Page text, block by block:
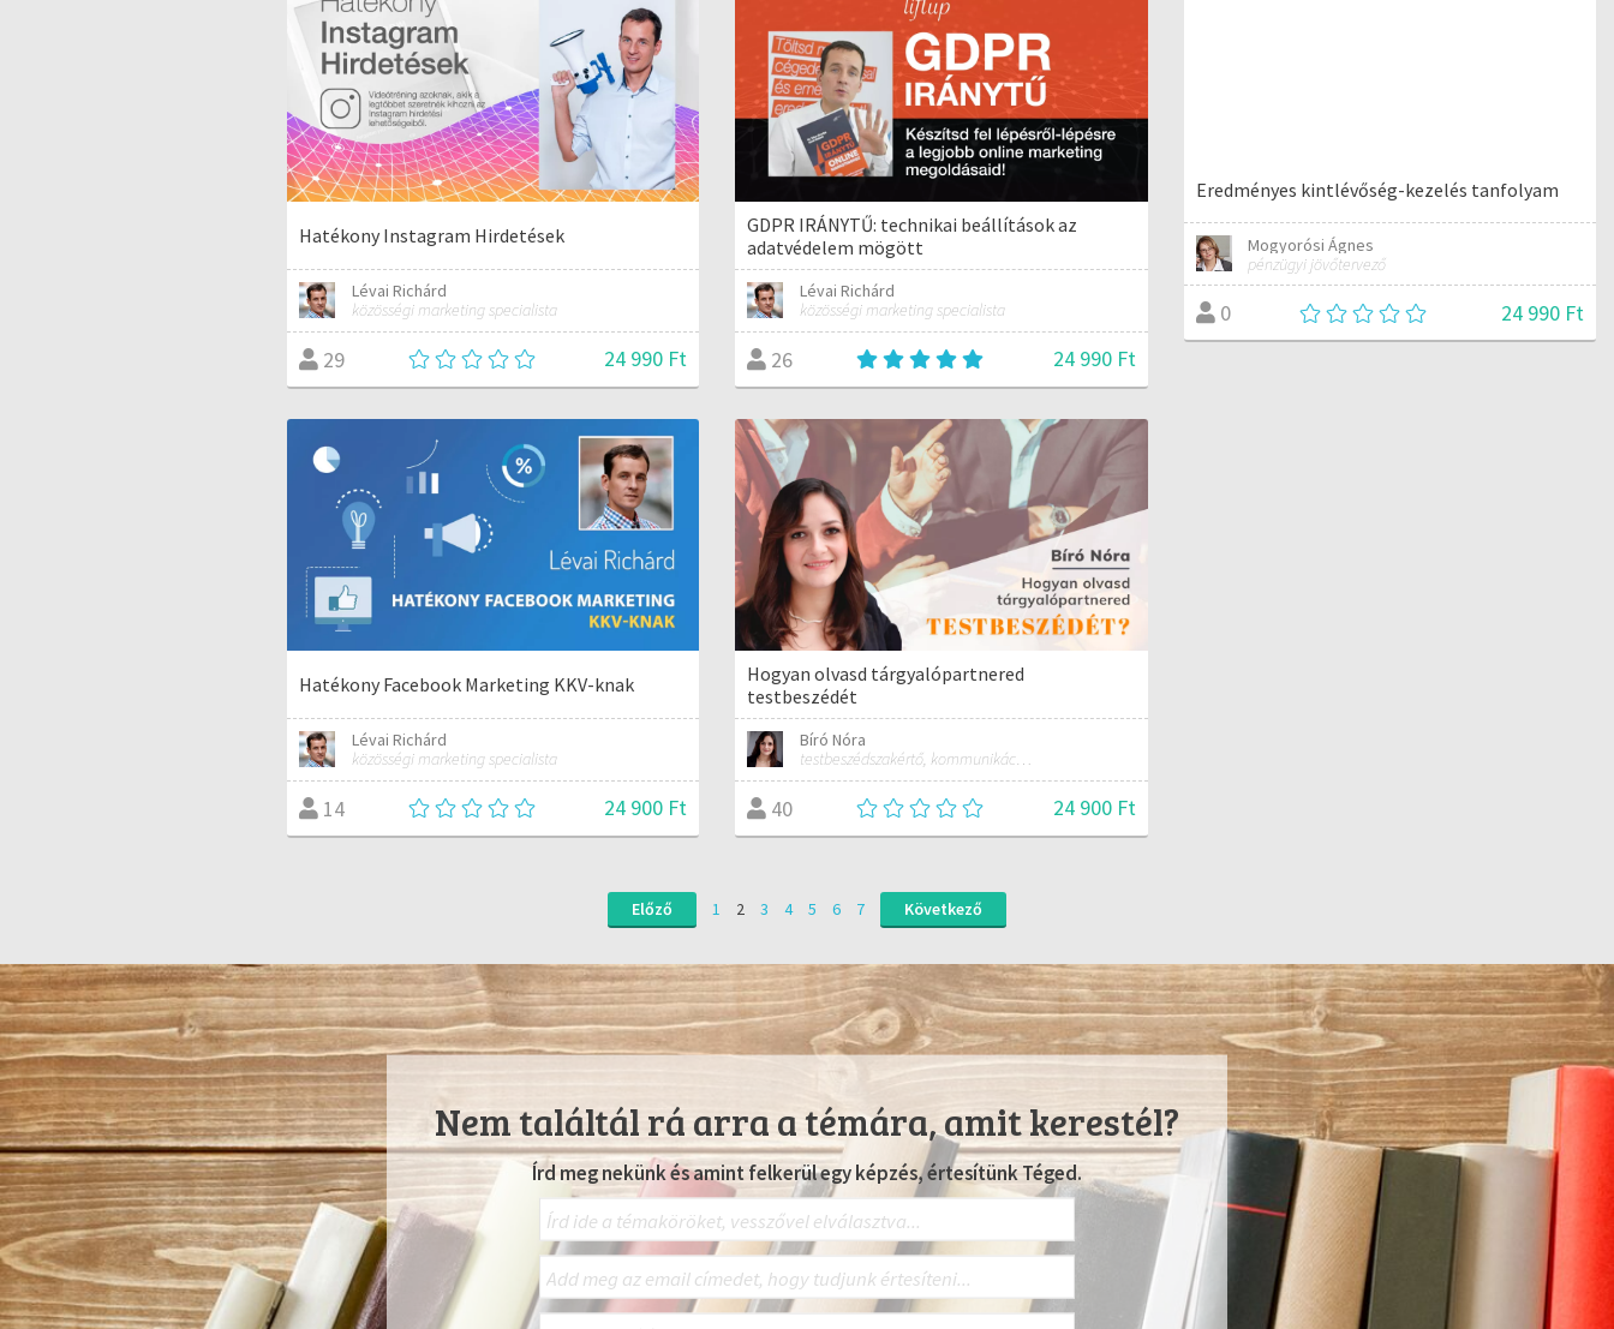
Hatékony Instagram Hirdetések
Lévai Richárd
közösségi marketing specialista
29 24 990 Ft
GDPR IRÁNYTŰ: technikai beállítások az
adatvédelem mögött
Lévai Richárd
közösségi marketing specialista
26 24 990 Ft
Eredményes kintlévőség-kezelés tanfolyam
Mogyorósi Ágnes
pénzügyi jövőtervező
0 24 990 Ft
Hatékony Facebook Marketing KKV-knak
Lévai Richárd
közösségi marketing specialista
14 24 900 Ft
Hogyan olvasd tárgyalópartnered
testbeszédét
Bíró Nóra
testbeszédszakértő, kommunikációs szakember
40 24 900 Ft
Előző 1 2 3 4 5 6 7 Következő
Nem találtál rá arra a témára, amit kerestél?
Írd meg nekünk és amint felkerül egy képzés, értesítünk Téged.